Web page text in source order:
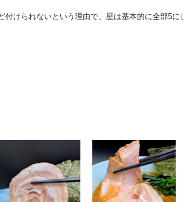
けられないという理由で、星は基本的に全部5に